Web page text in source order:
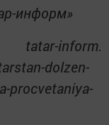
информ»
inform.
dolzen-
procvetaniya-